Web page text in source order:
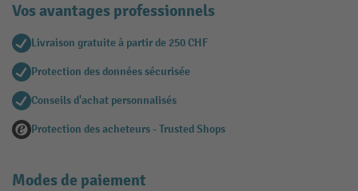
Vos avantages professionnels
Livraison gratuite à partir de 250 CHF
Protection des données sécurisée
Conseils d'achat personnalisés
Protection des acheteurs - Trusted Shops
Modes de paiement